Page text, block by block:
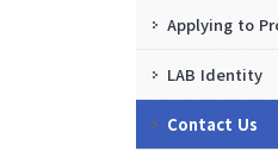
Applying to
LAB Identity
Contact Us
Vision &
Projects
Facilities